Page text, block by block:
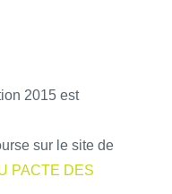
2015 est
sur le site de
PACTE DES